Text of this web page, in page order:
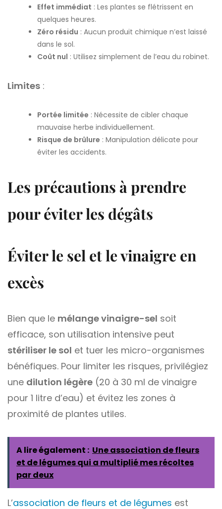
Effet immédiat : Les plantes se flétrissent en
quelques heures.
Zéro résidu : Aucun produit chimique n’est laissé
dans le sol.
Coût nul : Utilisez simplement de l’eau du robinet.
Limites :
Portée limitée : Nécessite de cibler chaque
mauvaise herbe individuellement.
Risque de brûlure : Manipulation délicate pour
éviter les accidents.
Les précautions à prendre
pour éviter les dégâts
Éviter le sel et le vinaigre en
excès
Bien que le mélange vinaigre-sel soit
efficace, son utilisation intensive peut
stériliser le sol et tuer les micro-organismes
bénéfiques. Pour limiter les risques, privilégiez
une dilution légère (20 à 30 ml de vinaigre
pour 1 litre d’eau) et évitez les zones à
proximité de plantes utiles.
A lire également : Une association de fleurs
et de légumes qui a multiplié mes récoltes
par deux
L’association de fleurs et de légumes est